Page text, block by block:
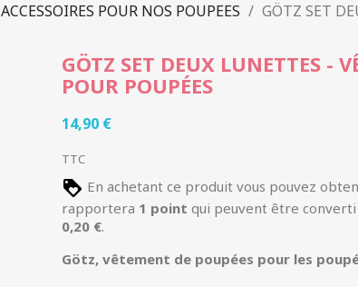
ACCESSOIRES POUR NOS POUPEES
GÖTZ SET
GÖTZ SET DEUX LUNETTES -
POUR POUPÉES
14,90 €
TTC
En achetant ce produit vous pouvez
rapportera 1 point qui peuvent être
0,20 €.
Götz, vêtement de poupées pour les